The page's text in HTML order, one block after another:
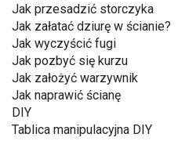
Jak przesadzić storczyka
Jak załatać dziurę w ścianie?
Jak wyczyścić fugi
Jak pozbyć się kurzu
Jak założyć warzywnik
Jak naprawić ścianę
DIY
Tablica manipulacyjna DIY